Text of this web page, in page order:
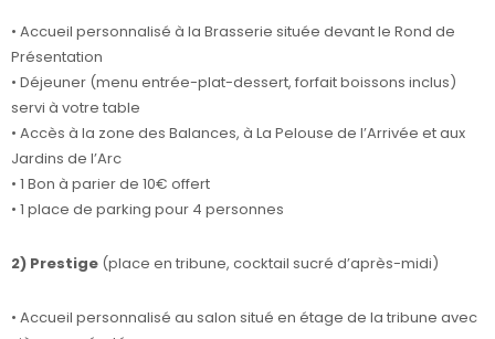
• Accueil personnalisé à la Brasserie située devant le Rond de
Présentation
• Déjeuner (menu entrée-plat-dessert, forfait boissons inclus)
servi à votre table
• Accès à la zone des Balances, à La Pelouse de l’Arrivée et aux
Jardins de l’Arc
• 1 Bon à parier de 10€ offert
• 1 place de parking pour 4 personnes
2) Prestige (place en tribune, cocktail sucré d’après-midi)
• Accueil personnalisé au salon situé en étage de la tribune avec